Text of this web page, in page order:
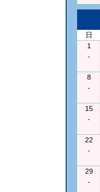
日
1
-
8
-
15
-
22
-
29
-